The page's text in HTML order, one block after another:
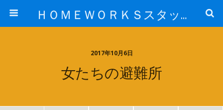
ＨＯＭＥＷＯＲＫＳスタッフ日記ブログ
2017年10月6日
女たちの避難所